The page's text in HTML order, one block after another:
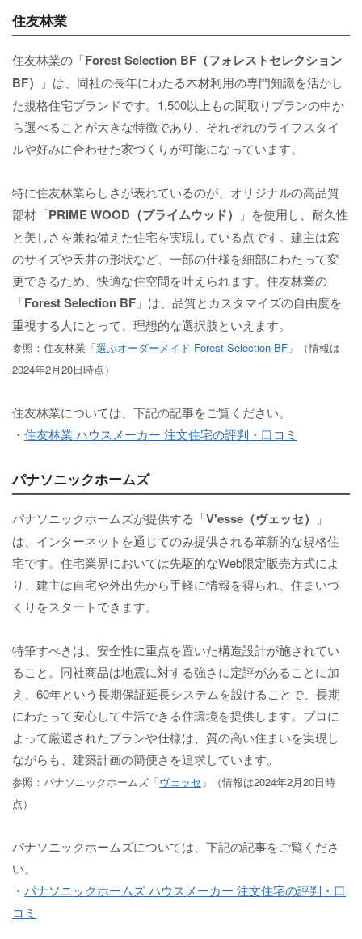
住友林業
住友林業の「Forest Selection BF（フォレストセレクション
BF）
」は、同社の長年にわたる木材利用の専門知識を活かし
た規格住宅ブランドです。1,500以上もの間取りプランの中か
ら選べることが大きな特徴であり、それぞれのライフスタイ
ルや好みに合わせた家づくりが可能になっています。
特に住友林業らしさが表れているのが、オリジナルの高品質
部材「PRIME WOOD（プライムウッド）
」を使用し、耐久性
と美しさを兼ね備えた住宅を実現している点です。建主は窓
のサイズや天井の形状など、一部の仕様を細部にわたって変
更できるため、快適な住空間を叶えられます。住友林業の
「Forest Selection BF 」は、品質とカスタマイズの自由度を
重視する人にとって、理想的な選択肢といえます。
参照：住友林業「選ぶオーダーメイド Forest Selection BF 」（情報は
2024年2月20日時点）
住友林業については、下記の記事をご覧ください。
・ 住友林業 ハウスメーカー 注文住宅の評判・口コミ
パナソニックホームズ
パナソニックホームズが提供する「V'esse（ヴェッセ）
」
は、インターネットを通じてのみ提供される革新的な規格住
宅です。住宅業界においては先駆的なWeb限定販売方式によ
り、建主は自宅や外出先から手軽に情報を得られ、住まいづ
くりをスタートできます。
特筆すべきは、安全性に重点を置いた構造設計が施されてい
ること。同社商品は地震に対する強さに定評があることに加
え、60年という長期保証延長システムを設けることで、長期
にわたって安心して生活できる住環境を提供します。プロに
よって厳選されたプランや仕様は、質の高い住まいを実現し
ながらも、建築計画の簡便さを追求しています。
参照：パナソニックホームズ「ヴェッセ 」（情報は2024年2月20日時
点）
パナソニックホームズについては、下記の記事をご覧くださ
い。
・ パナソニックホームズ ハウスメーカー 注文住宅の評判・口
コミ